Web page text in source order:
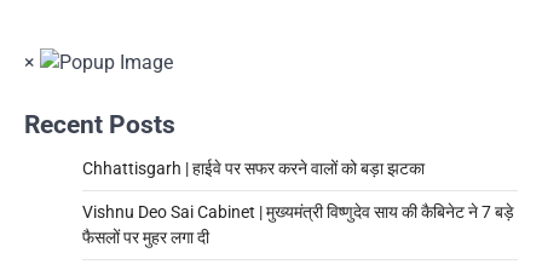
×
Recent Posts
Chhattisgarh | हाईवे पर सफर करने वालों को बड़ा झटका
Vishnu Deo Sai Cabinet | मुख्यमंत्री विष्णुदेव साय की कैबिनेट ने 7 बड़े
फैसलों पर मुहर लगा दी